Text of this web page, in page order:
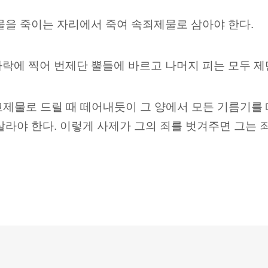
죽이는 자리에서 죽여 속죄제물로 삼아야 한다.
에 찍어 번제단 뿔들에 바르고 나머지 피는 모두
물로 드릴 때 떼어내듯이 그 양에서 모든 기름기
야 한다. 이렇게 사제가 그의 죄를 벗겨주면 그는